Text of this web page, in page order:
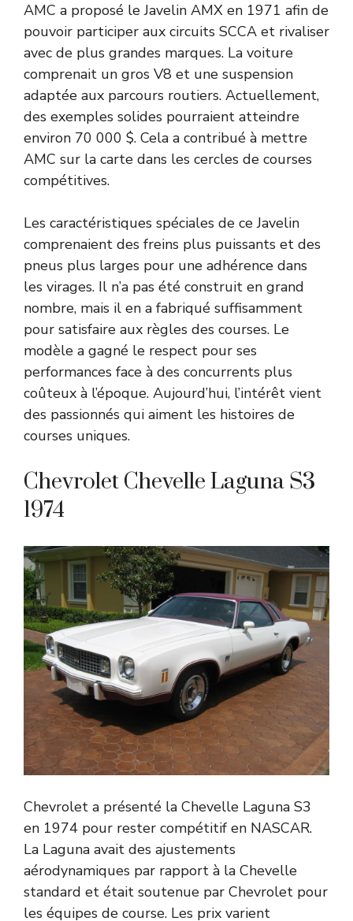
AMC a proposé le Javelin AMX en 1971 afin de
pouvoir participer aux circuits SCCA et rivaliser
avec de plus grandes marques. La voiture
comprenait un gros V8 et une suspension
adaptée aux parcours routiers. Actuellement,
des exemples solides pourraient atteindre
environ 70 000 $. Cela a contribué à mettre
AMC sur la carte dans les cercles de courses
compétitives.
Les caractéristiques spéciales de ce Javelin
comprenaient des freins plus puissants et des
pneus plus larges pour une adhérence dans
les virages. Il n’a pas été construit en grand
nombre, mais il en a fabriqué suffisamment
pour satisfaire aux règles des courses. Le
modèle a gagné le respect pour ses
performances face à des concurrents plus
coûteux à l’époque. Aujourd’hui, l’intérêt vient
des passionnés qui aiment les histoires de
courses uniques.
Chevrolet Chevelle Laguna S3
1974
Chevrolet a présenté la Chevelle Laguna S3
en 1974 pour rester compétitif en NASCAR.
La Laguna avait des ajustements
aérodynamiques par rapport à la Chevelle
standard et était soutenue par Chevrolet pour
les équipes de course. Les prix varient